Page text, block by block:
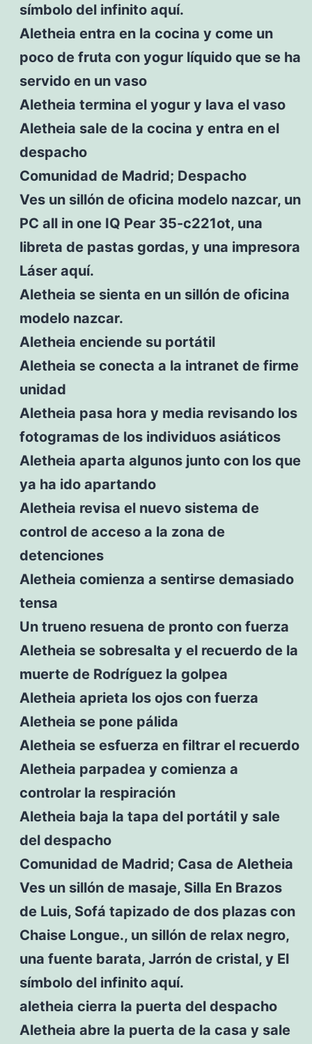
símbolo del infinito aquí.
Aletheia entra en la cocina y come un
poco de fruta con yogur líquido que se ha
servido en un vaso
Aletheia termina el yogur y lava el vaso
Aletheia sale de la cocina y entra en el
despacho
Comunidad de Madrid; Despacho
Ves un sillón de oficina modelo nazcar, un
PC all in one IQ Pear 35-c221ot, una
libreta de pastas gordas, y una impresora
Láser aquí.
Aletheia se sienta en un sillón de oficina
modelo nazcar.
Aletheia enciende su portátil
Aletheia se conecta a la intranet de firme
unidad
Aletheia pasa hora y media revisando los
fotogramas de los individuos asiáticos
Aletheia aparta algunos junto con los que
ya ha ido apartando
Aletheia revisa el nuevo sistema de
control de acceso a la zona de
detenciones
Aletheia comienza a sentirse demasiado
tensa
Un trueno resuena de pronto con fuerza
Aletheia se sobresalta y el recuerdo de la
muerte de Rodríguez la golpea
Aletheia aprieta los ojos con fuerza
Aletheia se pone pálida
Aletheia se esfuerza en filtrar el recuerdo
Aletheia parpadea y comienza a
controlar la respiración
Aletheia baja la tapa del portátil y sale
del despacho
Comunidad de Madrid; Casa de Aletheia
Ves un sillón de masaje, Silla En Brazos
de Luis, Sofá tapizado de dos plazas con
Chaise Longue., un sillón de relax negro,
una fuente barata, Jarrón de cristal, y El
símbolo del infinito aquí.
aletheia cierra la puerta del despacho
Aletheia abre la puerta de la casa y sale